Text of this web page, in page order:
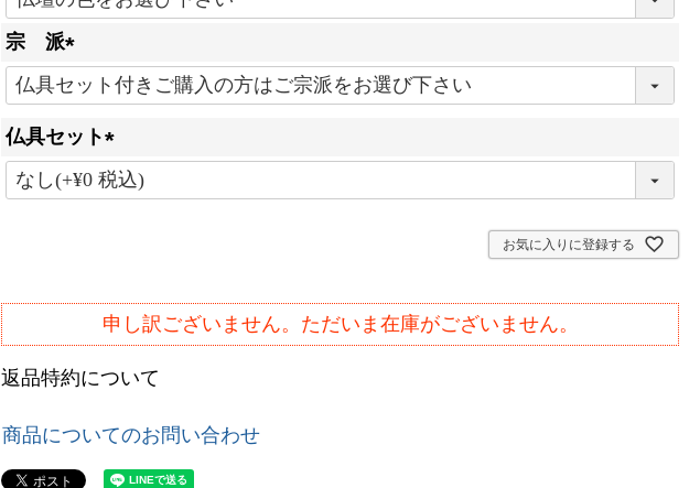
必
)
宗 派
(
必
須
)
仏具セット
(
必
お気に入りに登録する
申し訳ございません。ただいま在庫がございません。
返品特約について
商品についてのお問い合わせ